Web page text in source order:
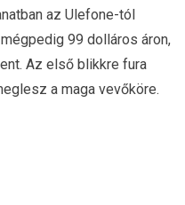
az Ulefone-tól
99 dolláros áron,
Az első blikkre fura
a maga vevőköre.